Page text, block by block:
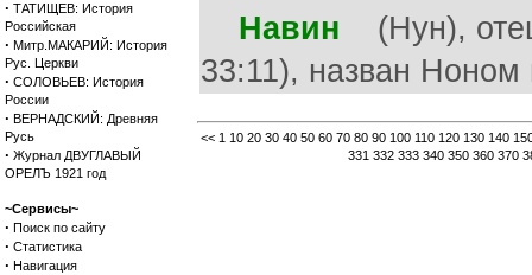
· ТАТИЩЕВ: История
Российская
· Митр.МАКАРИЙ: История
Рус. Церкви
· СОЛОВЬЕВ: История
России
· ВЕРНАДСКИЙ: Древняя
Русь
· Журнал ДВУГЛАВЫЙ
ОРЕЛЪ 1921 год
~Сервисы~
· Поиск по сайту
· Статистика
· Навигация
Навин (Нун),
33:11), назван
<< 1 10 20 30 40 50 60 70 80 90 100 110 120 130 140
331 332 333 340 350 360 370